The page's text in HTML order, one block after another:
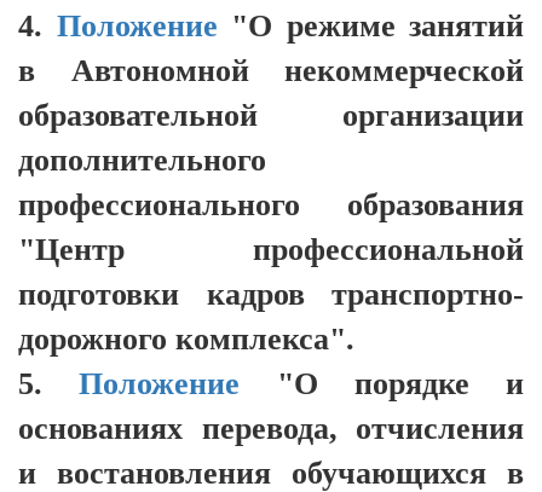
4. Положение "О режиме занятий
в Автономной некоммерческой
образовательной организации
дополнительного
профессионального образования
"Центр профессиональной
подготовки кадров транспортно-
дорожного комплекса".
5.Положение "О порядке и
основаниях перевода, отчисления
и востановления обучающихся в